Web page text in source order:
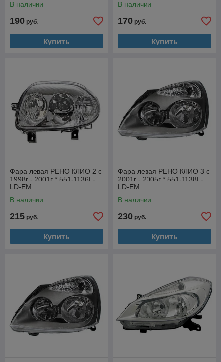
В наличии
190 руб.
Купить
В наличии
170 руб.
Купить
Фара левая РЕНО КЛИО 2 с
1998г - 2001г * 551-1136L-
LD-EM
В наличии
215 руб.
Купить
Фара левая РЕНО КЛИО 3 с
2001г - 2005г * 551-1138L-
LD-EM
В наличии
230 руб.
Купить